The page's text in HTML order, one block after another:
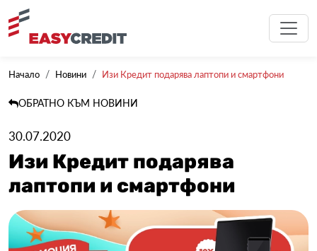
Начало Новини Изи Кредит подарява лаптопи и смартфони
ОБРАТНО КЪМ НОВИНИ
30.07.2020
Изи Кредит подарява
лаптопи и смартфони